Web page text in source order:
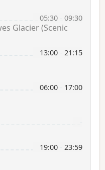
05:30 09:30
Glacier (Scenic
13:00 21:15
06:00 17:00
19:00 23:59